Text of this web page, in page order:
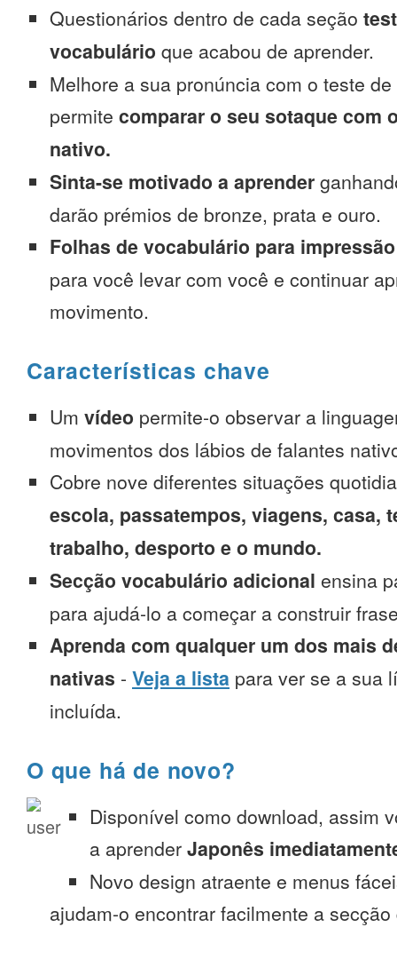
Questionários dentro de cada seção
vocabulário que acabou de aprender.
Melhore a sua pronúncia com o teste
permite comparar o seu sotaque com
nativo.
Sinta-se motivado a aprender
darão prémios de bronze, prata e ouro.
Folhas de vocabulário para impressão
para você levar com você e continuar
movimento.
Características chave
Um vídeo permite-o observar a
movimentos dos lábios de falantes
Cobre nove diferentes situações
escola, passatempos, viagens, casa,
trabalho, desporto e o mundo.
Secção vocabulário adicional ensina
para ajudá-lo a começar a construir
Aprenda com qualquer um dos mais
nativas - Veja a lista para ver se a sua
incluída.
O que há de novo?
Disponível como download, assim
a aprender Japonês
Novo design atraente e menus
ajudam-o encontrar facilmente a